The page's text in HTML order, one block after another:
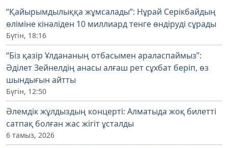
“Қайырымдылыққа жұмсалады”: Нұрай Серікбайдың
өліміне кінәліден 10 миллиард тенге өндіруді сұрады
Бүгін, 18:16
“Біз қазір Ұлдананың отбасымен араласпаймыз”:
Әділет Зейнелдің анасы алғаш рет сұхбат беріп, өз
шындығын айтты
Бүгін, 12:50
Әлемдік жұлдыздың концерті: Алматыда жоқ билетті
сатпақ болған жас жігіт ұсталды
6 тамыз, 2026